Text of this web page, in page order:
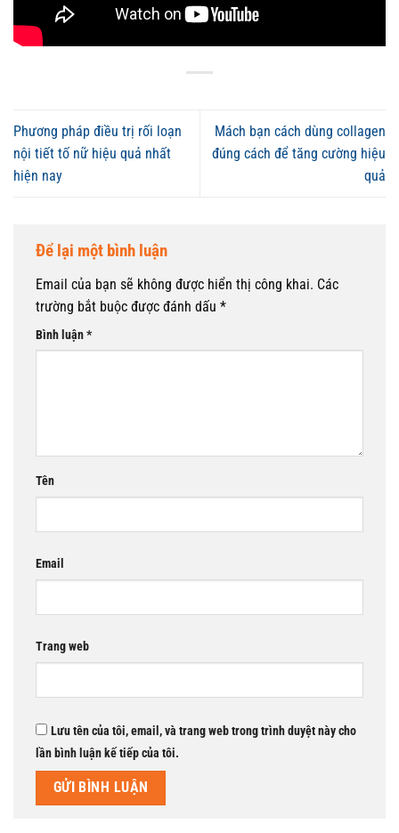
Phương pháp điều trị rối loạn
nội tiết tố nữ hiệu quả nhất
hiện nay
Mách bạn cách dùng collagen
đúng cách để tăng cường hiệu
quả
Để lại một bình luận
Email của bạn sẽ không được hiển thị công khai. Các
trường bắt buộc được đánh dấu *
Bình luận*
Tên
Email
Trang web
Lưu tên của tôi, email, và trang web trong trình duyệt này cho
lần bình luận kế tiếp của tôi.